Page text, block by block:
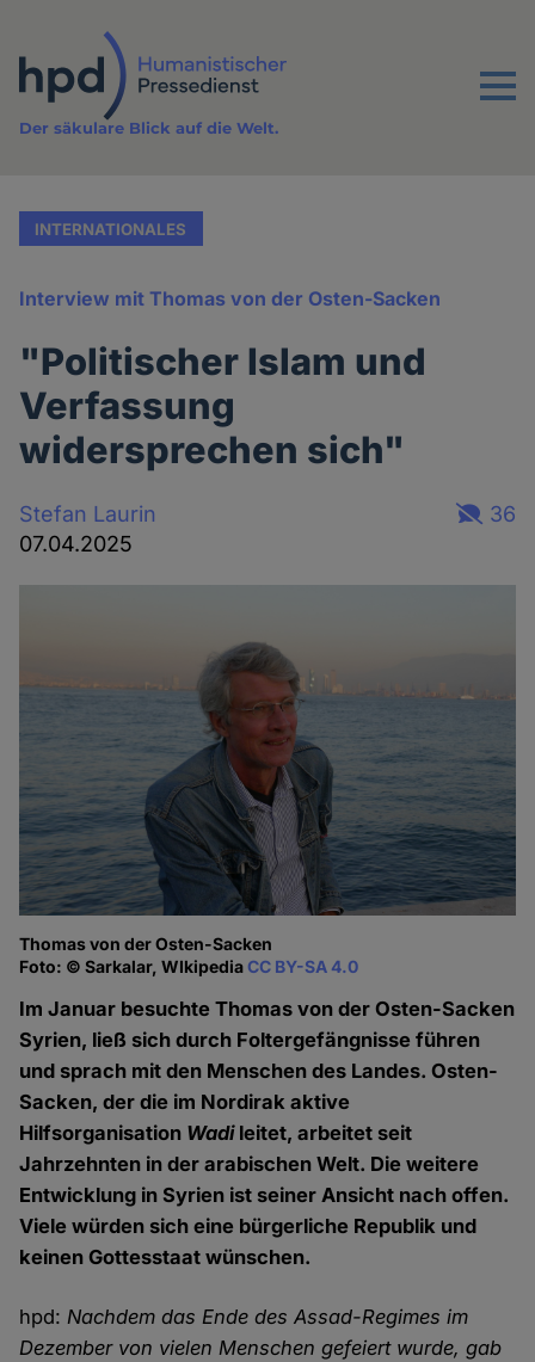
Inhalt
Menu
Der säkulare Blick auf die Welt.
INTERNATIONALES
Interview mit Thomas von der Osten-Sacken
"Politischer Islam und
Verfassung
widersprechen sich"
Stefan Laurin
07.04.2025
36
Thomas von der Osten-Sacken
Foto: © Sarkalar, WIkipediaCC BY-SA 4.0
Im Januar besuchte Thomas von der Osten-Sacken
Syrien, ließ sich durch Foltergefängnisse führen
und sprach mit den Menschen des Landes. Osten-
Sacken, der die im Nordirak aktive
Hilfsorganisation Wadileitet, arbeitet seit
Jahrzehnten in der arabischen Welt. Die weitere
Entwicklung in Syrien ist seiner Ansicht nach offen.
Viele würden sich eine bürgerliche Republik und
keinen Gottesstaat wünschen.
hpd:Nachdem das Ende des Assad-Regimes im
Dezember von vielen Menschen gefeiert wurde, gab